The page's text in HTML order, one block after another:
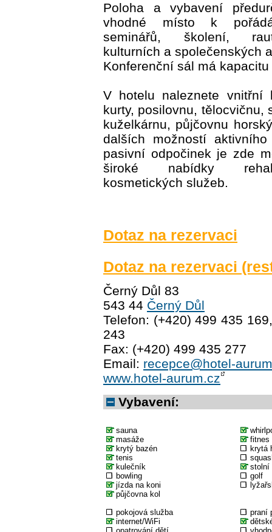
Poloha a vybavení
vhodné místo k
seminářů, školení,
kulturních a společenských
Konferenční sál má
V hotelu naleznete vnitřní
kurty, posilovnu, tělocvičnu,
kuželkárnu, půjčovnu
dalších možností
pasivní odpočinek je zde
široké nabídky
kosmetických služeb.
Dotaz na rezervaci
Dotaz na rezervaci
Černý Důl 83
543 44 Černý Důl
Telefon: (+420) 499 435
243
Fax: (+420) 499 435 277
Email: recepce@hotel-
www.hotel-aurum.cz
Vybavení:
sauna
masáže
fitnes
krytý bazén
krytá
tenis
kulečník
stolní
bowling
golf
jízda na koni
půjčovna kol
pokojová služba
praní
internet/WiFi